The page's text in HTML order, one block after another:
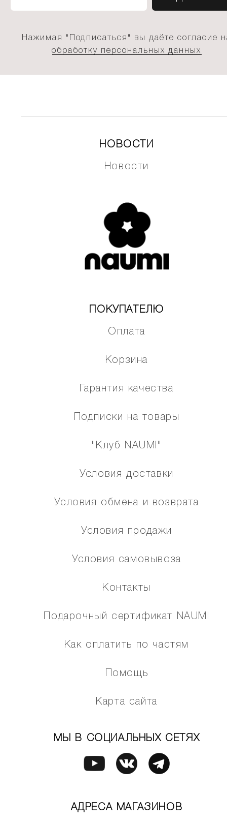
Нажимая "Подписаться" вы даёте согласие
обработку персональных данных
НОВОСТИ
Новости
ПОКУПАТЕЛЮ
Оплата
Корзина
Гарантия качества
Подписки на товары
"Клуб NAUMI"
Условия доставки
Условия обмена и возврата
Условия продажи
Условия самовывоза
Контакты
Подарочный сертификат NAUMI
Как оплатить по частям
Помощь
Карта сайта
МЫ В СОЦИАЛЬНЫХ СЕТЯХ
АДРЕСА МАГАЗИНОВ